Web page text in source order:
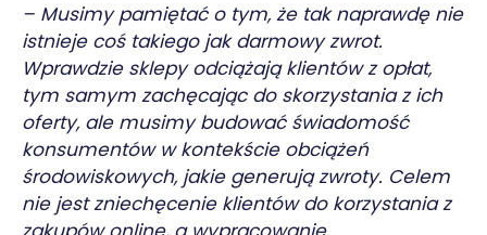
– Musimy pamiętać o tym, że tak naprawdę nie
istnieje coś takiego jak darmowy zwrot.
Wprawdzie sklepy odciążają klientów z opłat,
tym samym zachęcając do skorzystania z ich
oferty, ale musimy budować świadomość
konsumentów w kontekście obciążeń
środowiskowych, jakie generują zwroty. Celem
nie jest zniechęcenie klientów do korzystania z